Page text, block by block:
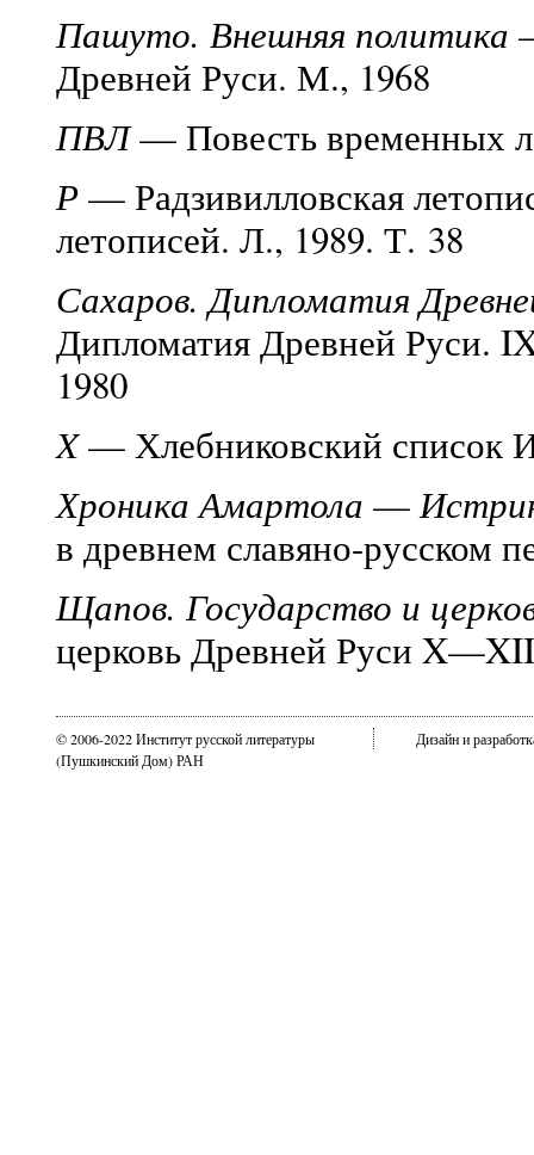
Пашуто. Внешняя политика
Древней Руси. М., 1968
ПВЛ— Повесть временных
Р— Радзивилловская
летописей. Л., 1989. Т. 38
Сахаров. Дипломатия
Дипломатия Древней Руси.
1980
X— Хлебниковский список
Хроника Амартола —
в древнем славяно-русском
Щапов. Государство и
церковь Древней Руси
© 2006-2022 Институт русской литературы
(Пушкинский Дом) РАН
Дизайн и